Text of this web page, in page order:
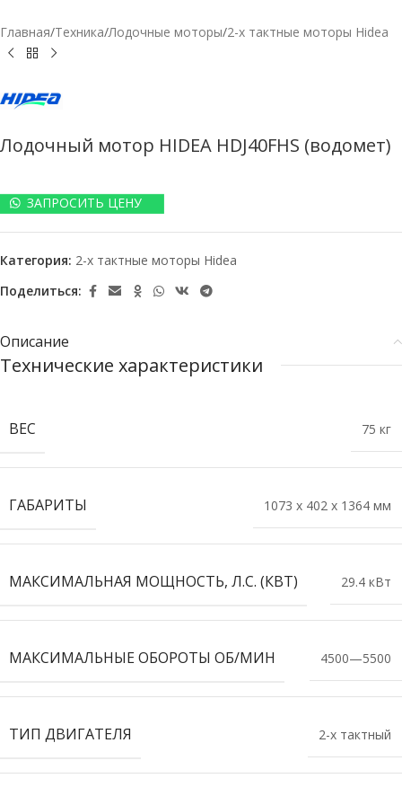
Главная/Техника/Лодочные моторы/2-х тактные моторы Hidea
Лодочный мотор HIDEA HDJ40FHS (водомет)
ЗАПРОСИТЬ ЦЕНУ
Категория: 2-х тактные моторы Hidea
Поделиться:
Описание
Технические характеристики
ВЕС 75 кг
ГАБАРИТЫ 1073 x 402 x 1364 мм
МАКСИМАЛЬНАЯ МОЩНОСТЬ, Л.С. (КВТ) 29.4 кВт
МАКСИМАЛЬНЫЕ ОБОРОТЫ ОБ/МИН 4500—5500
ТИП ДВИГАТЕЛЯ 2-х тактный